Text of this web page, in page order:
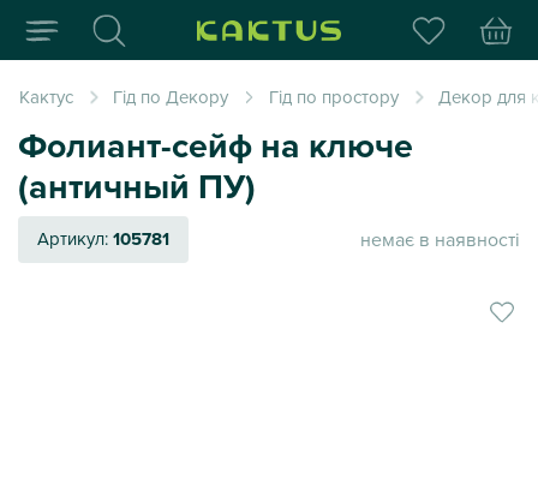
Інтернет-магазин
Кактус Гід по Декору Гід по простору Декор для
Фолиант-сейф на ключе
(античный ПУ)
Артикул:105781 немає в наявності